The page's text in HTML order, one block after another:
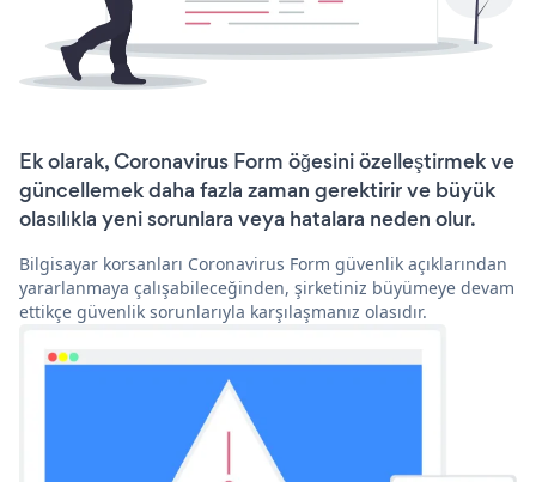
Ek olarak, Coronavirus Form öğesini özelleştirmek ve
güncellemek daha fazla zaman gerektirir ve büyük
olasılıkla yeni sorunlara veya hatalara neden olur.
Bilgisayar korsanları Coronavirus Form güvenlik açıklarından
yararlanmaya çalışabileceğinden, şirketiniz büyümeye devam
ettikçe güvenlik sorunlarıyla karşılaşmanız olasıdır.